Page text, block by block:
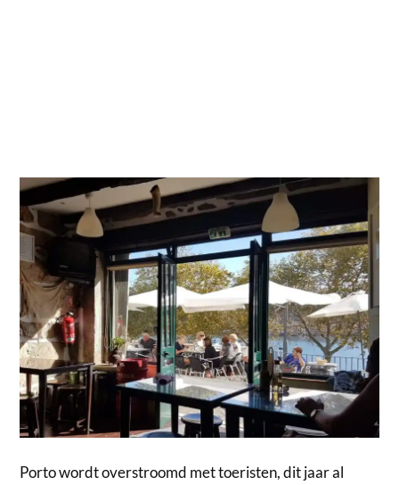
Porto wordt overstroomd met toeristen, dit jaar al